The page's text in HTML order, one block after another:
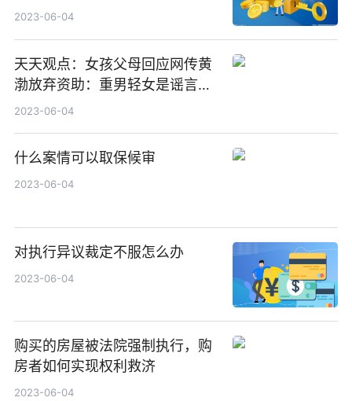
2023-06-04
天天观点：女孩父母回应网传黄
渤放弃资助：重男轻女是谣言，
节目与资助无关
2023-06-04
什么案情可以取保候审
2023-06-04
对执行异议裁定不服怎么办
2023-06-04
购买的房屋被法院强制执行，购
房者如何实现权利救济
2023-06-04